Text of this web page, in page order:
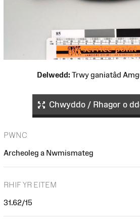
Delwedd: Trwy ganiatâd
Chwyddo / Rhagor o
PWNC
Archeoleg a Nwmismateg
RHIF YR EITEM
31.62/15